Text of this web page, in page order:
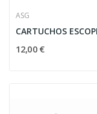
ASG
12,00 €